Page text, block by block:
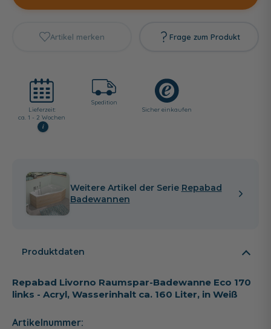
Artikel merken Frage zum Produkt
Lieferzeit:
ca. 1 - 2 Wochen
i
Spedition
Sicher einkaufen
Weitere Artikel der Serie Repabad
Badewannen
Produktdaten
Repabad Livorno Raumspar-Badewanne Eco 170
links - Acryl, Wasserinhalt ca. 160 Liter, in Weiß
Artikelnummer: